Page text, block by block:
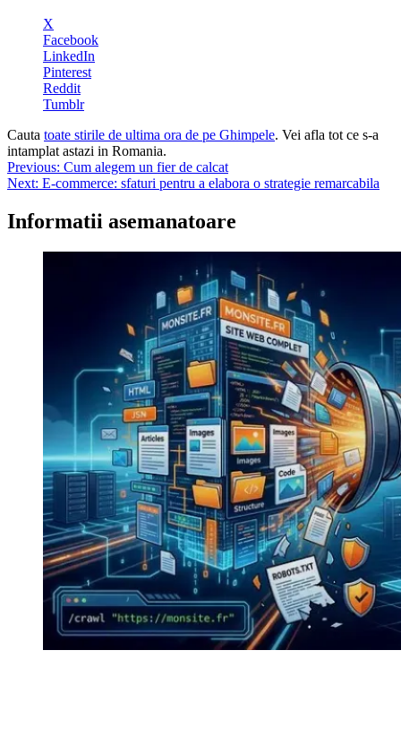
X
Facebook
LinkedIn
Pinterest
Reddit
Tumblr
Cauta toate stirile de ultima ora de pe Ghimpele. Vei afla tot ce s-a
intamplat astazi in Romania.
Navigare
în
articole
Previous: Cum alegem un fier de calcat
Next: E-commerce: sfaturi pentru a elabora o strategie remarcabila
Informatii asemanatoare